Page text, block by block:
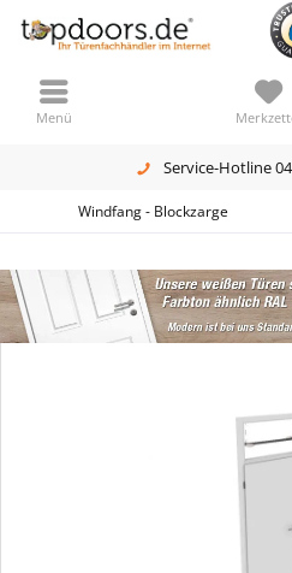
Service-Hotline
Menü
Windfang - Blockzarge